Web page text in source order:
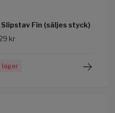
Fin (säljes styck)
kr
lager